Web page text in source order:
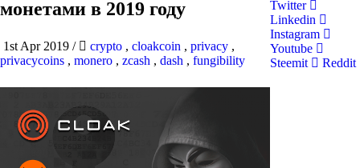
монетами в 2019 году
1st Apr 2019 / crypto , cloakcoin , privacy ,
privacycoins , monero , zcash , dash , fungibility
Twitter
Linkedin
Instagram
Youtube
Steemit
Reddit